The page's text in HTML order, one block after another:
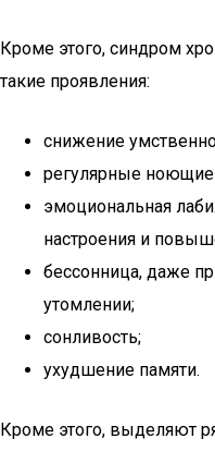
Кроме этого, синдром
такие проявления:
снижение
регулярные
эмоциональная
настроения и
бессонница, даже
утомлении;
сонливость;
ухудшение памяти.
Кроме этого, выделяют